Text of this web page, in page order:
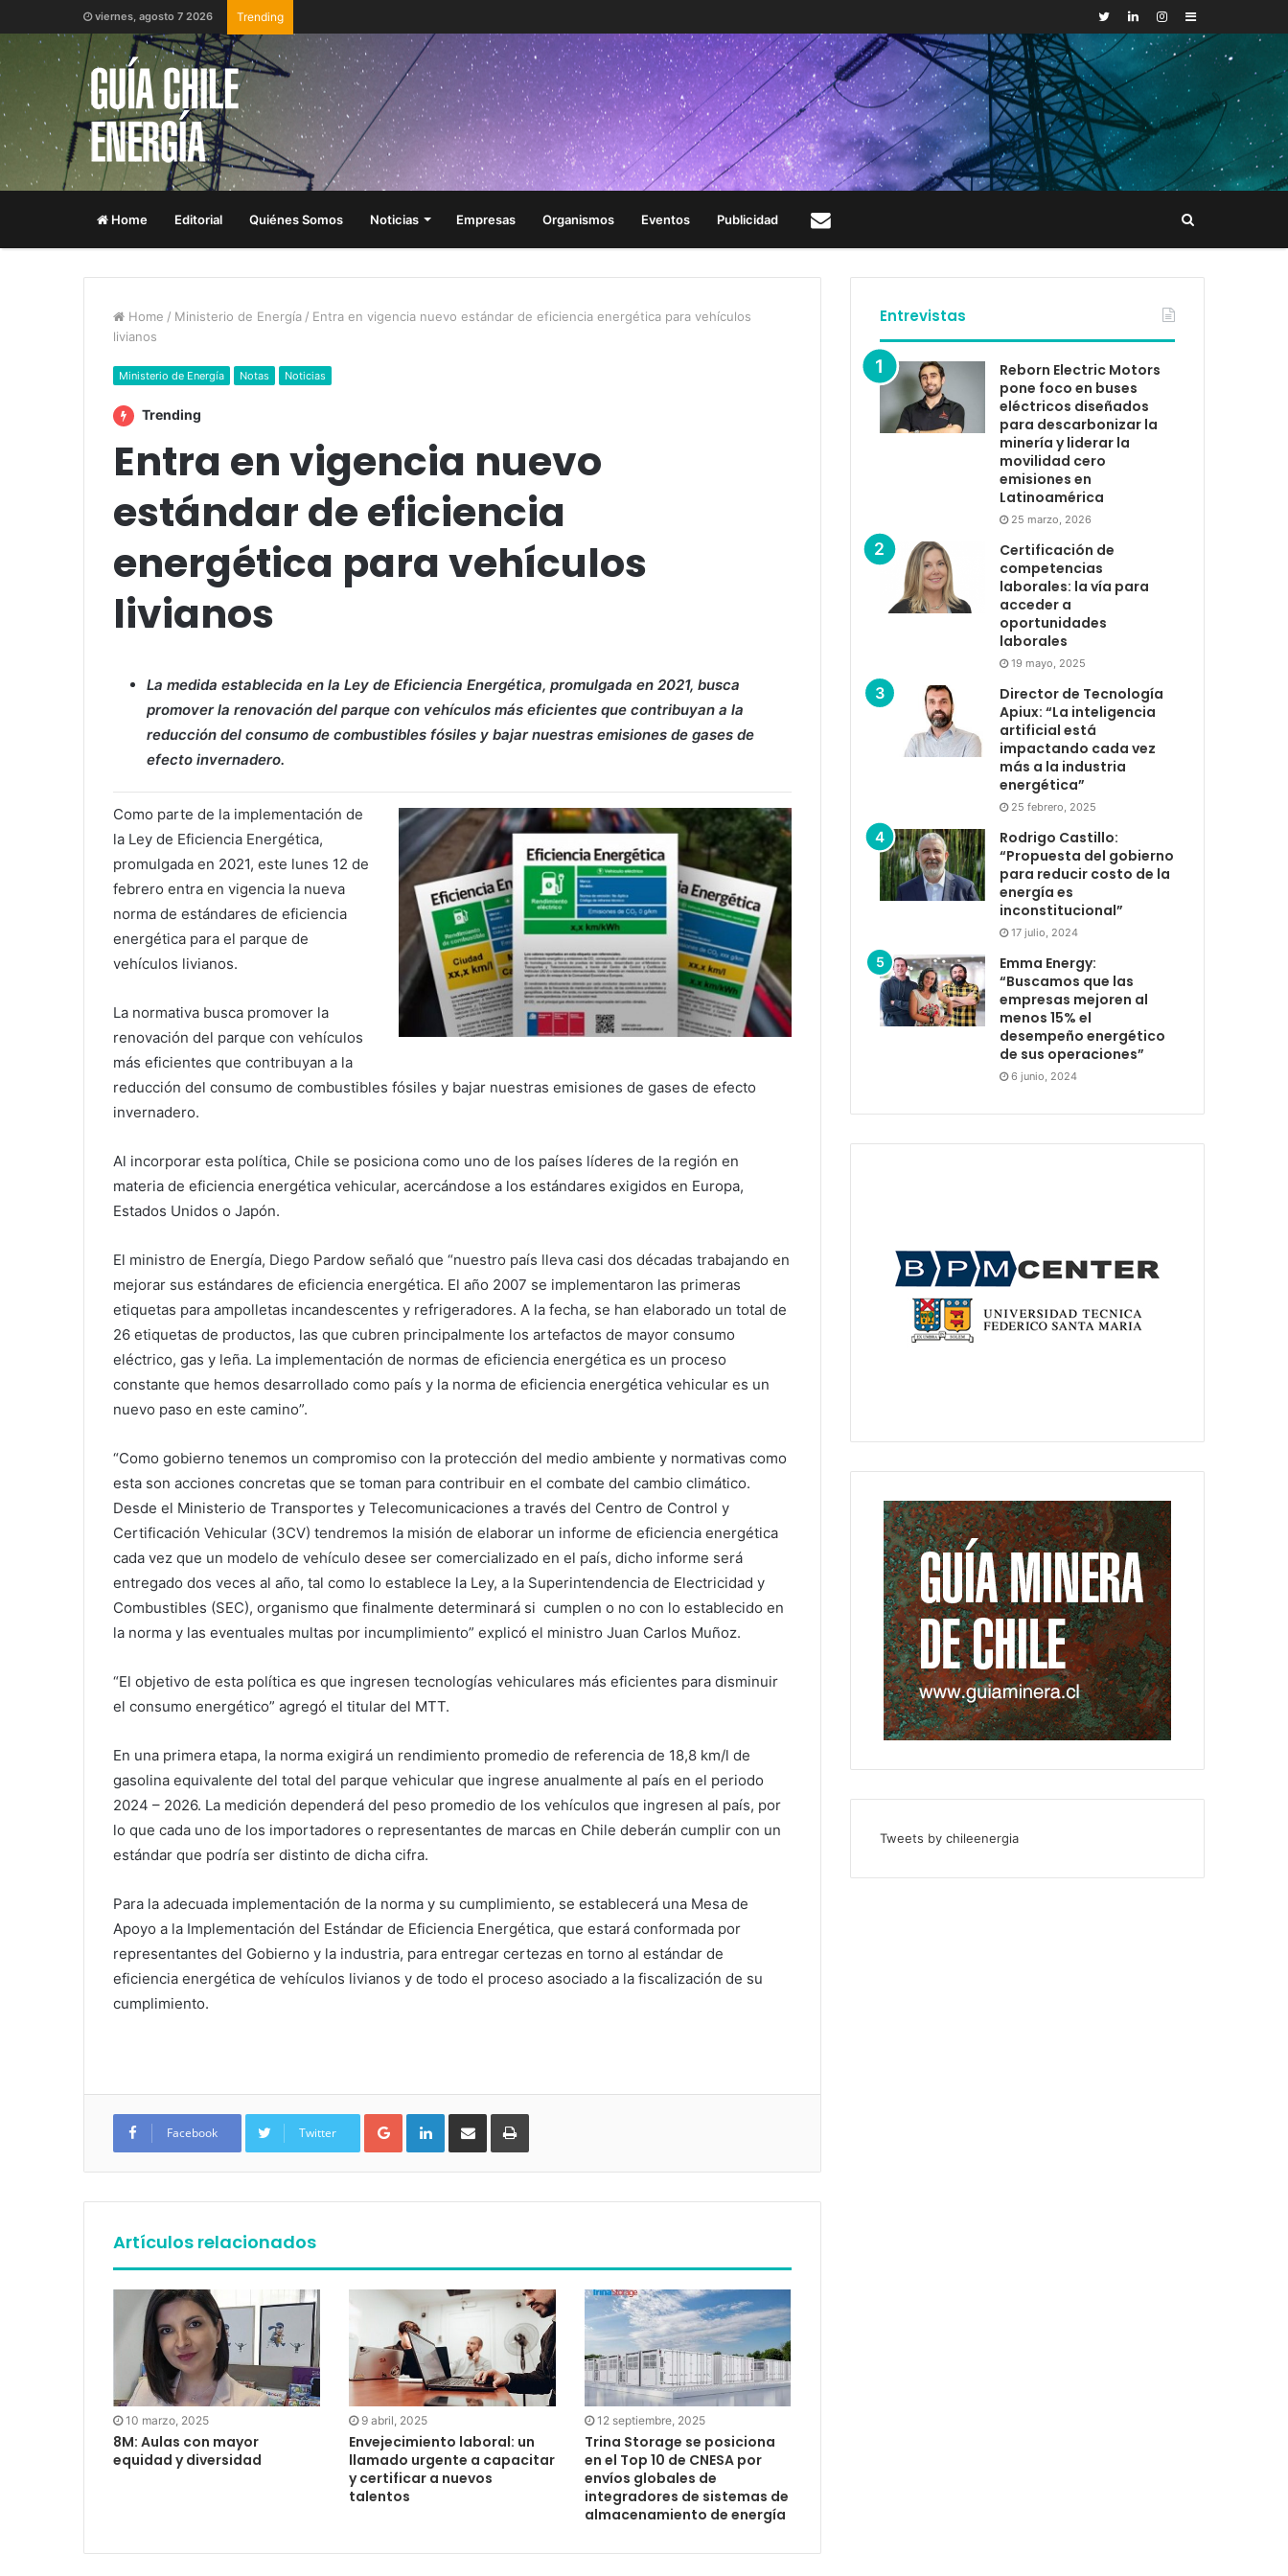
viernes, agosto 7 2026 Trending Sidebar
Home Editorial Quiénes Somos Noticias Empresas Organismos Eventos Publicidad
Home / Ministerio de Energía / Entra en vigencia nuevo estándar de eficiencia energética para vehículos
livianos
Ministerio de Energía Notas Noticias
Trending
Entra en vigencia nuevo
estándar de eficiencia
energética para vehículos
livianos
La medida establecida en la Ley de Eficiencia Energética, promulgada en 2021, busca
promover la renovación del parque con vehículos más eficientes que contribuyan a la
reducción del consumo de combustibles fósiles y bajar nuestras emisiones de gases de
efecto invernadero.
Como parte de la implementación de
la Ley de Eficiencia Energética,
promulgada en 2021, este lunes 12 de
febrero entra en vigencia la nueva
norma de estándares de eficiencia
energética para el parque de
vehículos livianos.
La normativa busca promover la
renovación del parque con vehículos
más eficientes que contribuyan a la
reducción del consumo de combustibles fósiles y bajar nuestras emisiones de gases de efecto
invernadero.
Al incorporar esta política, Chile se posiciona como uno de los países líderes de la región en
materia de eficiencia energética vehicular, acercándose a los estándares exigidos en Europa,
Estados Unidos o Japón.
El ministro de Energía, Diego Pardow señaló que “nuestro país lleva casi dos décadas trabajando en
mejorar sus estándares de eficiencia energética. El año 2007 se implementaron las primeras
etiquetas para ampolletas incandescentes y refrigeradores. A la fecha, se han elaborado un total de
26 etiquetas de productos, las que cubren principalmente los artefactos de mayor consumo
eléctrico, gas y leña. La implementación de normas de eficiencia energética es un proceso
constante que hemos desarrollado como país y la norma de eficiencia energética vehicular es un
nuevo paso en este camino”.
“Como gobierno tenemos un compromiso con la protección del medio ambiente y normativas como
esta son acciones concretas que se toman para contribuir en el combate del cambio climático.
Desde el Ministerio de Transportes y Telecomunicaciones a través del Centro de Control y
Certificación Vehicular (3CV) tendremos la misión de elaborar un informe de eficiencia energética
cada vez que un modelo de vehículo desee ser comercializado en el país, dicho informe será
entregado dos veces al año, tal como lo establece la Ley, a la Superintendencia de Electricidad y
Combustibles (SEC), organismo que finalmente determinará si cumplen o no con lo establecido en
la norma y las eventuales multas por incumplimiento” explicó el ministro Juan Carlos Muñoz.
“El objetivo de esta política es que ingresen tecnologías vehiculares más eficientes para disminuir
el consumo energético” agregó el titular del MTT.
En una primera etapa, la norma exigirá un rendimiento promedio de referencia de 18,8 km/l de
gasolina equivalente del total del parque vehicular que ingrese anualmente al país en el periodo
2024 – 2026. La medición dependerá del peso promedio de los vehículos que ingresen al país, por
lo que cada uno de los importadores o representantes de marcas en Chile deberán cumplir con un
estándar que podría ser distinto de dicha cifra.
Para la adecuada implementación de la norma y su cumplimiento, se establecerá una Mesa de
Apoyo a la Implementación del Estándar de Eficiencia Energética, que estará conformada por
representantes del Gobierno y la industria, para entregar certezas en torno al estándar de
eficiencia energética de vehículos livianos y de todo el proceso asociado a la fiscalización de su
cumplimiento.
Facebook Twitter
Google+ LinkedIn
Artículos relacionados
10 marzo, 2025
8M: Aulas con mayor
equidad y diversidad
9 abril, 2025
Envejecimiento laboral: un
llamado urgente a capacitar
y certificar a nuevos
talentos
12 septiembre, 2025
Trina Storage se posiciona
en el Top 10 de CNESA por
envíos globales de
integradores de sistemas de
almacenamiento de energía
Entrevistas
Reborn Electric Motors
pone foco en buses
eléctricos diseñados
para descarbonizar la
minería y liderar la
movilidad cero
emisiones en
Latinoamérica
25 marzo, 2026
Certificación de
competencias
laborales: la vía para
acceder a
oportunidades
laborales
19 mayo, 2025
Director de Tecnología
Apiux: “La inteligencia
artificial está
impactando cada vez
más a la industria
energética”
25 febrero, 2025
Rodrigo Castillo:
“Propuesta del gobierno
para reducir costo de la
energía es
inconstitucional”
17 julio, 2024
Emma Energy:
“Buscamos que las
empresas mejoren al
menos 15% el
desempeño energético
de sus operaciones”
6 junio, 2024
Tweets by chileenergia